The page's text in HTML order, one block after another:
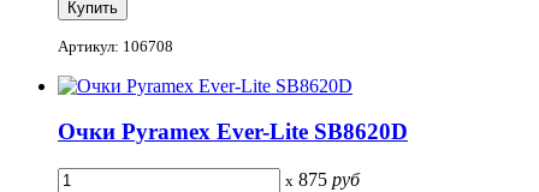
Артикул: 106708
Очки Pyramex Ever-Lite SB8620D
x 875 руб